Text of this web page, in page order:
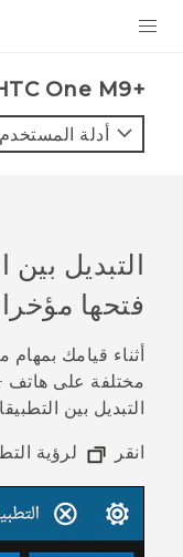
VIVE
VIVERSE
البرامج + التطبيقات
الدعم
أجهزة HTC والملحقات
One M9+‎
أدلة المستخدم
التبديل بين
فتحها مؤخرا
أثناء قيامك
مختلفة على هاتف
التبديل بين
انقر لرؤية